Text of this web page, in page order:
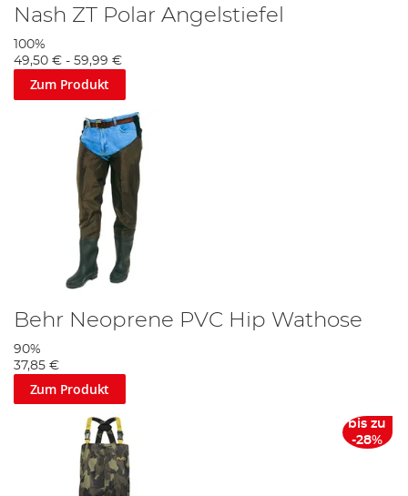
Nash ZT Polar Angelstiefel
100%
49,50 € - 59,99 €
Zum Produkt
Behr Neoprene PVC Hip Wathose
90%
37,85 €
Zum Produkt
bis zu
-28%